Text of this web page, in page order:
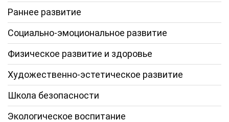
Раннее развитие
Социально-эмоциональное развитие
Физическое развитие и здоровье
Художественно-эстетическое развитие
Школа безопасности
Экологическое воспитание